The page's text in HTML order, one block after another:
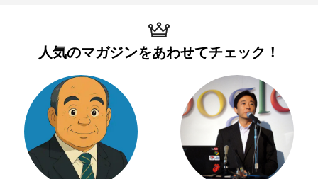
人気のマガジンをあわせてチェック！